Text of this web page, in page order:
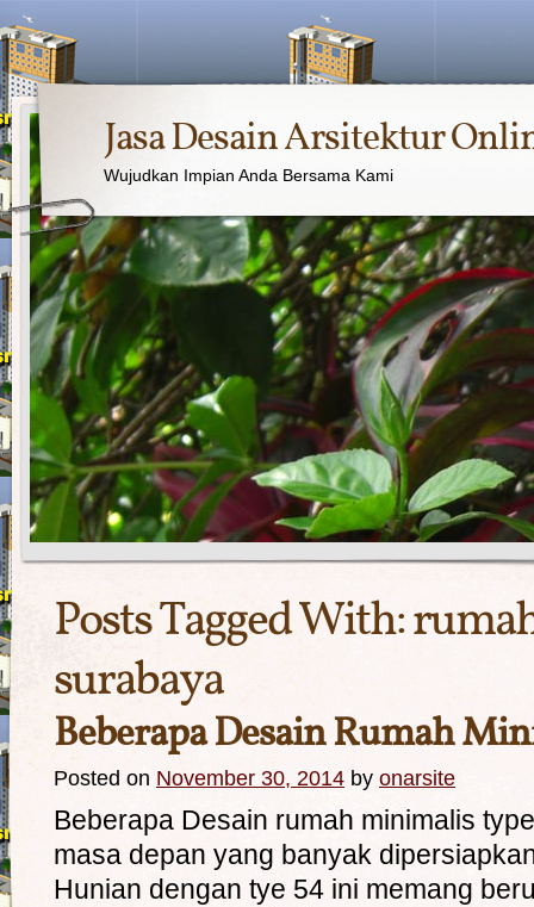
Jasa Desain Arsitektur
Wujudkan Impian Anda Bersama Kami
Posts Tagged With:
surabaya
Beberapa Desain Rumah
Posted on November 30, 2014 by onarsite
Beberapa Desain rumah minimalis
masa depan yang banyak
Hunian dengan tye 54 ini memang